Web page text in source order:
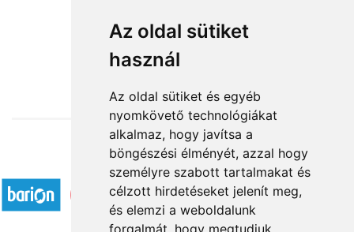
Az oldal sütiket
használ
Az oldal sütiket és egyéb
nyomkövető technológiákat
alkalmaz, hogy javítsa a
böngészési élményét, azzal hogy
személyre szabott tartalmakat és
célzott hirdetéseket jelenít meg,
és elemzi a weboldalunk
forgalmát, hogy megtudjuk
Hímzett tornacipő
15 000 Ft-tól
Elfogadott fizetési módok